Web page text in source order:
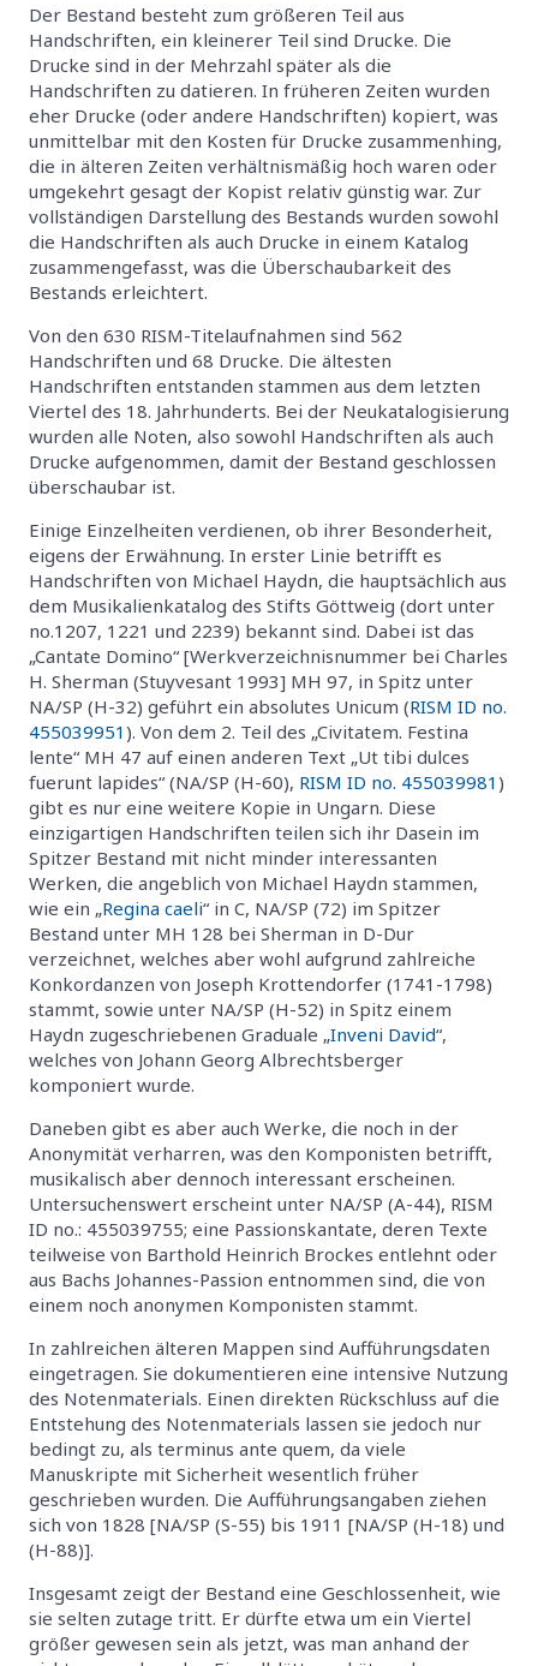
Der Bestand besteht zum größeren Teil aus
Handschriften, ein kleinerer Teil sind Drucke. Die
Drucke sind in der Mehrzahl später als die
Handschriften zu datieren. In früheren Zeiten wurden
eher Drucke (oder andere Handschriften) kopiert, was
unmittelbar mit den Kosten für Drucke zusammenhing,
die in älteren Zeiten verhältnismäßig hoch waren oder
umgekehrt gesagt der Kopist relativ günstig war. Zur
vollständigen Darstellung des Bestands wurden sowohl
die Handschriften als auch Drucke in einem Katalog
zusammengefasst, was die Überschaubarkeit des
Bestands erleichtert.
Von den 630 RISM-Titelaufnahmen sind 562
Handschriften und 68 Drucke. Die ältesten
Handschriften entstanden stammen aus dem letzten
Viertel des 18. Jahrhunderts. Bei der Neukatalogisierung
wurden alle Noten, also sowohl Handschriften als auch
Drucke aufgenommen, damit der Bestand geschlossen
überschaubar ist.
Einige Einzelheiten verdienen, ob ihrer Besonderheit,
eigens der Erwähnung. In erster Linie betrifft es
Handschriften von Michael Haydn, die hauptsächlich aus
dem Musikalienkatalog des Stifts Göttweig (dort unter
no.1207, 1221 und 2239) bekannt sind. Dabei ist das
„Cantate Domino“ [Werkverzeichnisnummer bei Charles
H. Sherman (Stuyvesant 1993] MH 97, in Spitz unter
NA/SP (H-32) geführt ein absolutes Unicum (RISM ID no.
455039951 ). Von dem 2. Teil des „Civitatem. Festina
lente“ MH 47 auf einen anderen Text „Ut tibi dulces
fuerunt lapides“ (NA/SP (H-60), RISM ID no. 455039981 )
gibt es nur eine weitere Kopie in Ungarn. Diese
einzigartigen Handschriften teilen sich ihr Dasein im
Spitzer Bestand mit nicht minder interessanten
Werken, die angeblich von Michael Haydn stammen,
wie ein „Regina caeli“ in C, NA/SP (72) im Spitzer
Bestand unter MH 128 bei Sherman in D-Dur
verzeichnet, welches aber wohl aufgrund zahlreiche
Konkordanzen von Joseph Krottendorfer (1741-1798)
stammt, sowie unter NA/SP (H-52) in Spitz einem
Haydn zugeschriebenen Graduale „Inveni David“,
welches von Johann Georg Albrechtsberger
komponiert wurde.
Daneben gibt es aber auch Werke, die noch in der
Anonymität verharren, was den Komponisten betrifft,
musikalisch aber dennoch interessant erscheinen.
Untersuchenswert erscheint unter NA/SP (A-44), RISM
ID no.: 455039755; eine Passionskantate, deren Texte
teilweise von Barthold Heinrich Brockes entlehnt oder
aus Bachs Johannes-Passion entnommen sind, die von
einem noch anonymen Komponisten stammt.
In zahlreichen älteren Mappen sind Aufführungsdaten
eingetragen. Sie dokumentieren eine intensive Nutzung
des Notenmaterials. Einen direkten Rückschluss auf die
Entstehung des Notenmaterials lassen sie jedoch nur
bedingt zu, als terminus ante quem, da viele
Manuskripte mit Sicherheit wesentlich früher
geschrieben wurden. Die Aufführungsangaben ziehen
sich von 1828 [NA/SP (S-55) bis 1911 [NA/SP (H-18) und
(H-88)].
Insgesamt zeigt der Bestand eine Geschlossenheit, wie
sie selten zutage tritt. Er dürfte etwa um ein Viertel
größer gewesen sein als jetzt, was man anhand der